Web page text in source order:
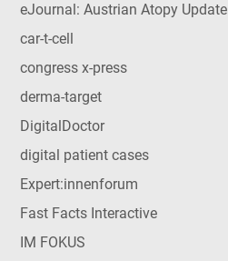
eJournal: Austrian Atopy Update
car-t-cell
congress x-press
derma-target
DigitalDoctor
digital patient cases
Expert:innenforum
Fast Facts Interactive
IM FOKUS